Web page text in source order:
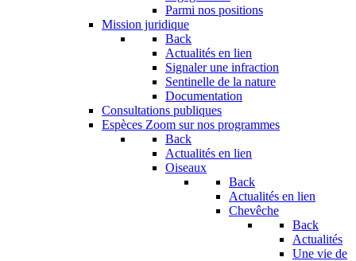
Parmi nos positions
Mission juridique
Back
Actualités en lien
Signaler une infraction
Sentinelle de la nature
Documentation
Consultations publiques
Espèces Zoom sur nos programmes
Back
Actualités en lien
Oiseaux
Back
Actualités en lien
Chevêche
Back
Actualités
Une vie de